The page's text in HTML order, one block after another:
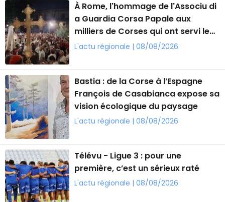
À Rome, l'hommage de l'Associu di
a Guardia Corsa Papale aux
milliers de Corses qui ont servi le
Saint-Siège
L'actu régionale | 08/08/2026
Bastia : de la Corse à l’Espagne
François de Casabianca expose sa
vision écologique du paysage
L'actu régionale | 08/08/2026
Télévu - Ligue 3 : pour une
première, c’est un sérieux raté
L'actu régionale | 08/08/2026